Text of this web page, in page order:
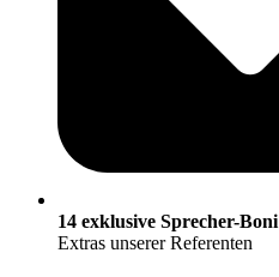
14 exklusive Sprecher-Boni
Extras unserer Referenten